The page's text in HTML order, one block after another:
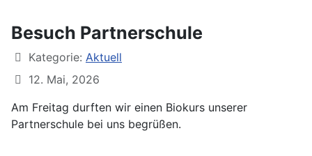
Besuch Partnerschule
Kategorie: Aktuell
12. Mai, 2026
Am Freitag durften wir einen Biokurs unserer
Partnerschule bei uns begrüßen.